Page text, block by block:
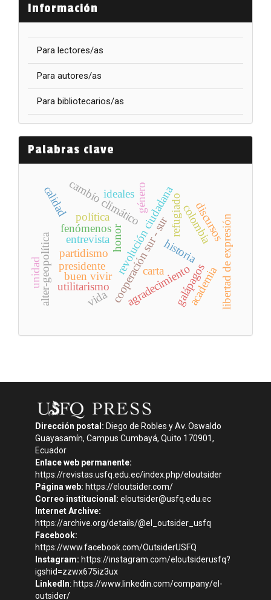
Información
Para lectores/as
Para autores/as
Para bibliotecarios/as
Palabras clave
buen vivirrevolución ciudadana
cooperación sur - sur
entrevista
agradecimiento
carta
honor
utilitarismo
cambio climático
historia
presidente
alter-geopolítica
colombia
fenómenos libertad de expresión
galápagos
academia
unidad
discursos
partidismo
refugiado
política
género
ideales
calidad
vida
Dirección postal: Diego de Robles y Av. Oswaldo
Guayasamín, Campus Cumbayá, Quito 170901,
Ecuador
Enlace web permanente:
https://revistas.usfq.edu.ec/index.php/eloutsider
Página web: https://eloutsider.com/
Correo institucional: eloutsider@usfq.edu.ec
Internet Archive:
https://archive.org/details/@el_outsider_usfq
Facebook:
https://www.facebook.com/OutsiderUSFQ
Instagram: https://instagram.com/eloutsiderusfq?
igshid=zzwx675iz3ux
LinkedIn: https://www.linkedin.com/company/el-
outsider/